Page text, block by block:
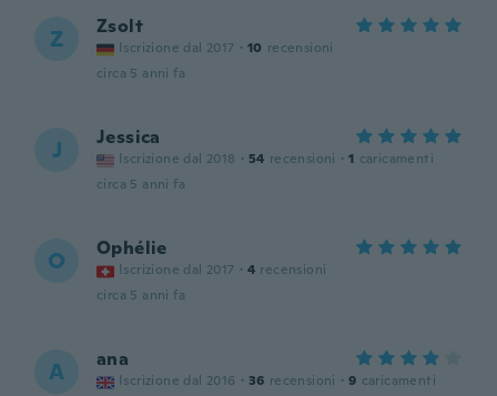
Z Zsolt
Iscrizione dal 2017 · 10 recensioni
circa 5 anni fa
J Jessica
Iscrizione dal 2018 · 54 recensioni · 1 caricamenti
circa 5 anni fa
O Ophélie
Iscrizione dal 2017 · 4 recensioni
circa 5 anni fa
A ana
Iscrizione dal 2016 · 36 recensioni · 9 caricamenti